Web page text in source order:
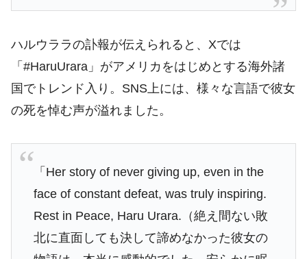
ハルウララの訃報が伝えられると、Xでは
「#HaruUrara」がアメリカをはじめとする海外諸
国でトレンド入り。SNS上には、様々な言語で彼女
の死を悼む声が溢れました。
「Her story of never giving up, even in the
face of constant defeat, was truly inspiring.
Rest in Peace, Haru Urara.（絶え間ない敗
北に直面しても決して諦めなかった彼女の